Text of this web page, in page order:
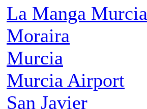
La Manga Murcia
Moraira
Murcia
Murcia Airport
San Javier